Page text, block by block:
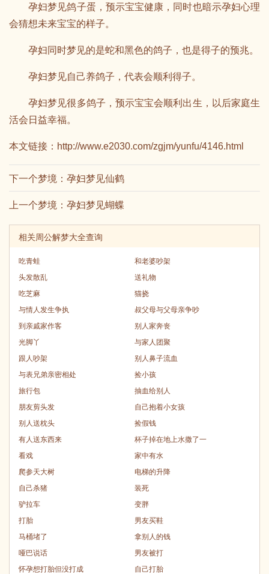
孕妇梦见鸽子蛋，预示宝宝健康，同时也暗示孕妇心理
会猜想未来宝宝的样子。
孕妇同时梦见的是蛇和黑色的鸽子，也是得子的预兆。
孕妇梦见自己养鸽子，代表会顺利得子。
孕妇梦见很多鸽子，预示宝宝会顺利出生，以后家庭生
活会日益幸福。
本文链接： http://www.e2030.com/zgjm/yunfu/4146.html
下一个梦境： 孕妇梦见仙鹤
上一个梦境： 孕妇梦见蝴蝶
相关周公解梦大全查询
吃青蛙
和老婆吵架
头发散乱
送礼物
吃芝麻
猫挠
与情人发生争执
叔父母与父母亲争吵
到亲戚家作客
别人家奔丧
光脚丫
与家人团聚
跟人吵架
别人鼻子流血
与表兄弟亲密相处
捡小孩
旅行包
抽血给别人
朋友剪头发
自己抱着小女孩
别人送枕头
捡假钱
有人送东西来
杯子掉在地上水撒了一
看戏
家中有水
爬参天大树
电梯的升降
自己杀猪
装死
驴拉车
变胖
打胎
男友买鞋
马桶堵了
拿别人的钱
哑巴说话
男友被打
怀孕想打胎但没打成
自己打胎